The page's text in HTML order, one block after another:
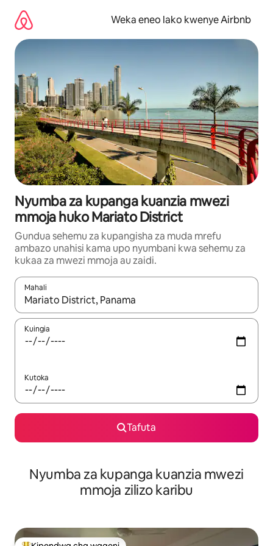
kwenda
kwenye
maudhui
Weka eneo lako kwenye Airbnb
Nyumba za kupanga kuanzia mwezi
mmoja huko Mariato District
Gundua sehemu za kupangisha za muda mrefu
ambazo unahisi kama upo nyumbani kwa sehemu za
kukaa za mwezi mmoja au zaidi.
Mahali
Wakati matokeo yanapatikana, vinjari kwa kutumia vitufe vya
Kuingia
Kutoka
Tafuta
Nyumba za kupanga kuanzia mwezi
mmoja zilizo karibu